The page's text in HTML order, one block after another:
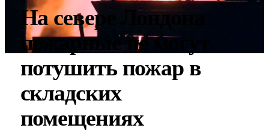
На севере Лондона
пожарные не могут
потушить пожар в
складских
помещениях